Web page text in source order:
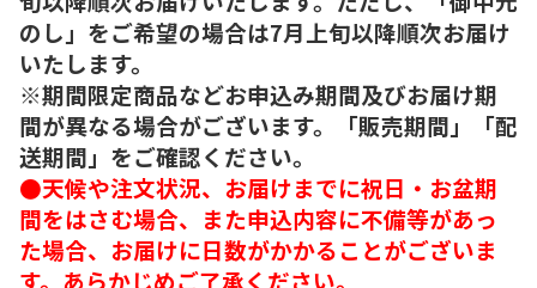
のし」をご希望の場合は7月上旬以降順次お届け
いたします。
※期間限定商品などお申込み期間及びお届け期
間が異なる場合がございます。「販売期間」「配
送期間」をご確認ください。
●天候や注文状況、お届けまでに祝日・お盆期
間をはさむ場合、また申込内容に不備等があっ
た場合、お届けに日数がかかることがございま
す。あらかじめご了承ください。